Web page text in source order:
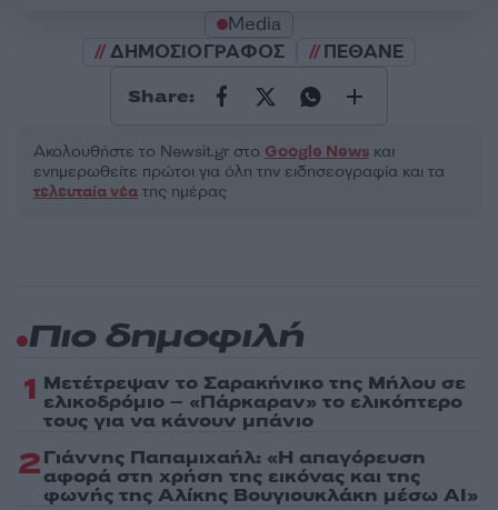
Media
ΔΗΜΟΣΙΟΓΡΑΦΟΣ
ΠΕΘΑΝΕ
Share:
Ακολουθήστε το Νewsit.gr στο Google News και
ενημερωθείτε πρώτοι για όλη την ειδησεογραφία και τα
τελευταία νέα της ημέρας
Πιο δημοφιλή
1 Μετέτρεψαν το Σαρακήνικο της Μήλου σε
ελικοδρόμιο – «Πάρκαραν» το ελικόπτερο
τους για να κάνουν μπάνιο
2Γιάννης Παπαμιχαήλ: «Η απαγόρευση
αφορά στη χρήση της εικόνας και της
φωνής της Αλίκης Βουγιουκλάκη μέσω AI»